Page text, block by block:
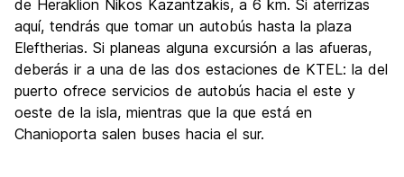
de Heraklion Nikos Kazantzakis, a 6 km. Si aterrizas
aquí, tendrás que tomar un autobús hasta la plaza
Eleftherias. Si planeas alguna excursión a las afueras,
deberás ir a una de las dos estaciones de KTEL: la del
puerto ofrece servicios de autobús hacia el este y
oeste de la isla, mientras que la que está en
Chanioporta salen buses hacia el sur.